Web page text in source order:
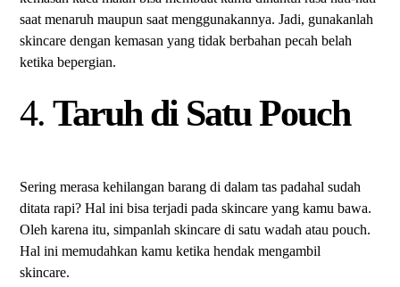
saat menaruh maupun saat menggunakannya. Jadi, gunakanlah
skincare dengan kemasan yang tidak berbahan pecah belah
ketika bepergian.
4.Taruh di Satu Pouch
Sering merasa kehilangan barang di dalam tas padahal sudah
ditata rapi? Hal ini bisa terjadi pada skincare yang kamu bawa.
Oleh karena itu, simpanlah skincare di satu wadah atau pouch.
Hal ini memudahkan kamu ketika hendak mengambil
skincare.